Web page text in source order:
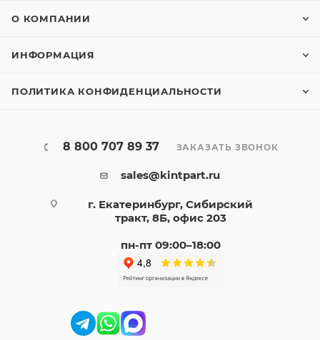
О КОМПАНИИ
ИНФОРМАЦИЯ
ПОЛИТИКА КОНФИДЕНЦИАЛЬНОСТИ
8 800 707 89 37 ЗАКАЗАТЬ ЗВОНОК
sales@kintpart.ru
г. Екатеринбург, Сибирский
тракт, 8Б, офис 203
пн-пт 09:00–18:00